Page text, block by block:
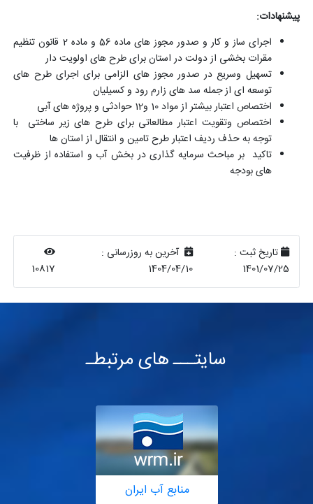
پیشنهادات:
اجرای ساز و کار و صدور مجوز های ماده 56 و ماده 2 قانون تنظیم
مقرات بخشی از دولت در استان برای طرح های اولویت دار
تسهیل وسریع در صدور مجوز های الزامی برای اجرای طرح های
توسعه ای از جمله سد های زارم رود و کسیلیان
اختصاص اعتبار بیشتر از مواد 10 و12 حوادثی و پروژه های آبی
اختصاص وتقویت اعتبار مطالعاتی برای طرح های زیر ساختی با
توجه به حذف ردیف اعتبار طرح تامین و انتقال از استان ها
تاکید بر مباحث سرمایه گذاری در بخش آب و استفاده از ظرفیت
های بودجه
تاریخ ثبت :
1401/07/25
آخرین به روزرسانی :
1404/04/10
10817
سایتـــ های مرتبطـ
منابع آب ایران